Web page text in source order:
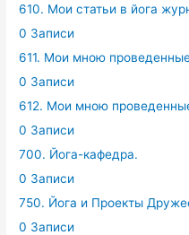
610. Мои статьи в йога
0 Записи
611. Мои мною
0 Записи
612. Мои мною
0 Записи
700. Йога-кафедра.
0 Записи
750. Йога и Проекты
0 Записи